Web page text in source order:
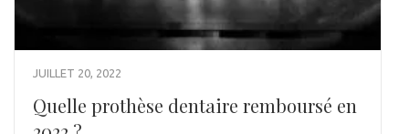
JUILLET 20, 2022
Quelle prothèse dentaire remboursé en